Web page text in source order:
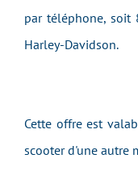
par téléphone, soit
Harley-Davidson.
Cette offre est
scooter d'une autre